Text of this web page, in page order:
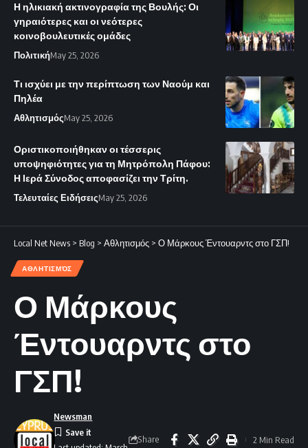
Η ηλικιακή ακτινογραφία της Βουλής: Οι
γηραιότερες και οι νεότερες
κοινοβουλευτικές ομάδες
ΠολιτικήMay 25, 2026
Τι ισχύει με την περίπτωση των Ναούμ και
Πηλέα
ΑθλητισμόςMay 25, 2026
Οριστικοποιήθηκαν οι τέσσερις
υποψηφιότητες για τη Μητρόπολη Πάφου:
Η Ιερά Σύνοδος αποφασίζει την Τρίτη.
Τελευταίες ΕιδήσειςMay 25, 2026
Local Net News > Blog > Αθλητισμός > Ο Μάρκους Έντουαρντς στο ΓΣΠ!
ΑΘΛΗΤΙΣΜΌΣ
Ο Μάρκους
Έντουαρντς στο
ΓΣΠ!
Newsman
Share 2 Min Read